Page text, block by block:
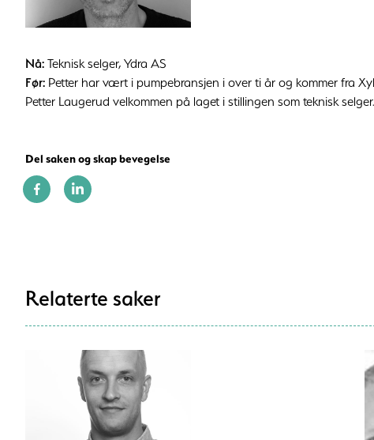
Nå: Teknisk selger, Ydra AS
Før: Petter har vært i pumpebransjen i over ti år og kommer fra
Petter Laugerud velkommen på laget i stillingen som teknisk selger.
Del saken og skap bevegelse
Relaterte saker